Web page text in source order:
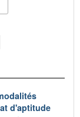
d'aptitude